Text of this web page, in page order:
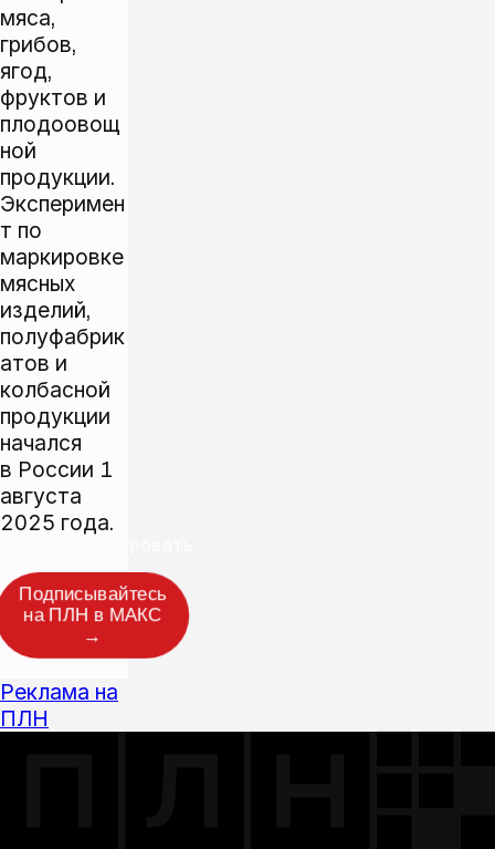
мяса,
грибов,
ягод,
фруктов и
плодоовощ
ной
продукции.
Эксперимен
т по
маркировке
мясных
изделий,
полуфабрик
атов и
колбасной
продукции
начался
в России 1
августа
2025 года.
Подписывайтесь
на ПЛН в МАКС
→
Реклама на
ПЛН